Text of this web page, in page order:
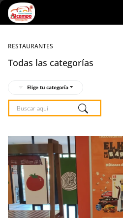
Ir al contenido principal
RESTAURANTES
Todas las categorías
Elige tu categoría
Listado de locales